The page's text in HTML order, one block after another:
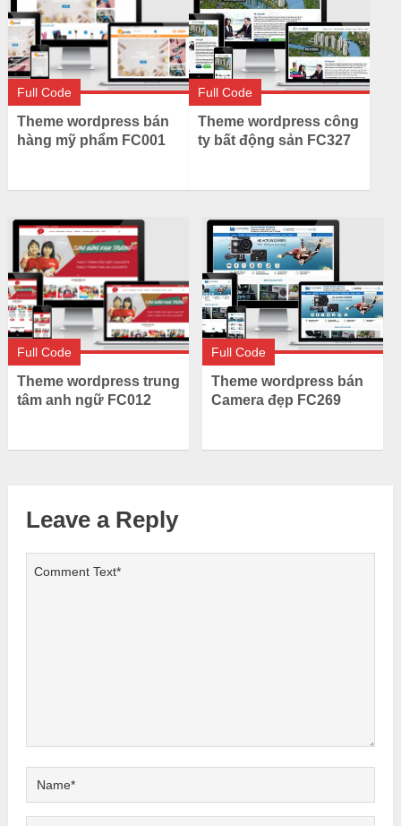
Full Code
Theme wordpress bán
hàng mỹ phẩm FC001
Full Code
Theme wordpress công
ty bất động sản FC327
Full Code
Theme wordpress trung
tâm anh ngữ FC012
Full Code
Theme wordpress bán
Camera đẹp FC269
Leave a Reply